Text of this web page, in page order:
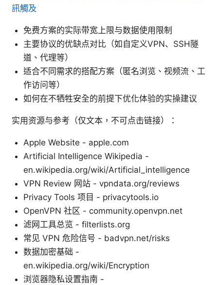
訊觸及
免费方案的实际带宽上限与数据使用限制
主要协议的优缺点对比（如自定义VPN、SSH隧
道、代理等）
适合不同需求的搭配方案（匿名浏览、视频流、工
作访问等）
如何在不牺牲安全的前提下优化体验的实操建议
实用资源与参考（仅文本，不可点击链接）：
Apple Website - apple.com
Artificial Intelligence Wikipedia -
en.wikipedia.org/wiki/Artificial_intelligence
VPN Review 网站 - vpndata.org/reviews
Privacy Tools 项目 - privacytools.io
OpenVPN 社区 - community.openvpn.net
滤网工具总览 - filterlists.org
常见 VPN 危险信号 - badvpn.net/risks
数据加密基础 -
en.wikipedia.org/wiki/Encryption
浏览器隐私设置指南 -